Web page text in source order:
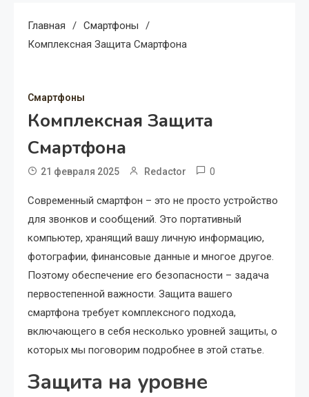
Главная
Смартфоны
Комплексная Защита Смартфона
Смартфоны
Комплексная Защита
Смартфона
21 февраля 2025 Redactor 0
Современный смартфон – это не просто устройство
для звонков и сообщений. Это портативный
компьютер, хранящий вашу личную информацию,
фотографии, финансовые данные и многое другое.
Поэтому обеспечение его безопасности – задача
первостепенной важности. Защита вашего
смартфона требует комплексного подхода,
включающего в себя несколько уровней защиты, о
которых мы поговорим подробнее в этой статье.
Защита на уровне